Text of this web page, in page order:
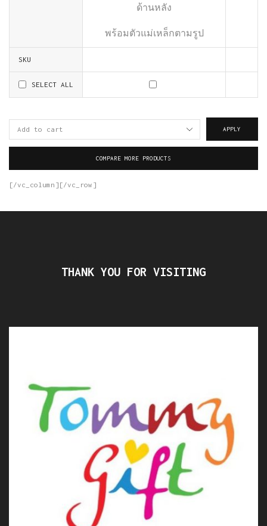
ด้านหลัง
พร้อมตัวแม่เหล็กตามรูป
SKU
SELECT ALL
APPLY
COMPARE MORE PRODUCTS
[/vc_column][/vc_row]
THANK YOU FOR VISITING